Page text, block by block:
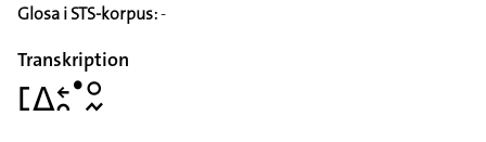
Glosa i STS-korpus:-
Transkription
􌤕􌤩􌥓􌥘􌤟􌥰􌦌